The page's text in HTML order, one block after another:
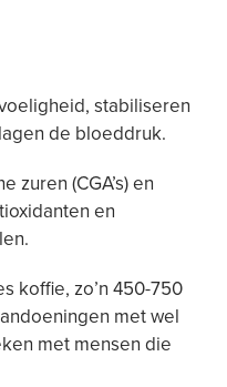
stabiliseren
de bloeddruk.
zuren (CGA’s) en
en
koffie, zo’n 450-750
met wel
met mensen die